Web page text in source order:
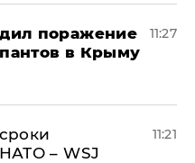
поражение
в Крыму
11:27
– WSJ
11:21